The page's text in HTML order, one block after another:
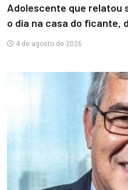
Adolescente que relatou
o dia na casa do ficante,
4 de agosto de 2026